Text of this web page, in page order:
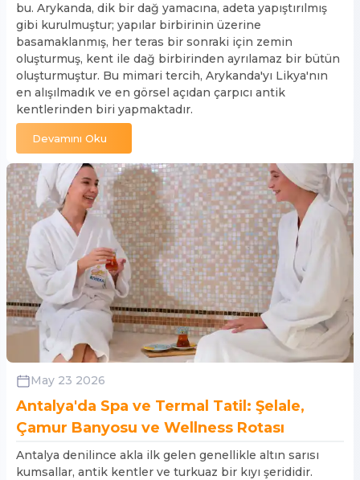
bu. Arykanda, dik bir dağ yamacına, adeta yapıştırılmış
gibi kurulmuştur; yapılar birbirinin üzerine
basamaklanmış, her teras bir sonraki için zemin
oluşturmuş, kent ile dağ birbirinden ayrılamaz bir bütün
oluşturmuştur. Bu mimari tercih, Arykanda'yı Likya'nın
en alışılmadık ve en görsel açıdan çarpıcı antik
kentlerinden biri yapmaktadır.
Devamını Oku
May 23 2026
Antalya'da Spa ve Termal Tatil: Şelale,
Çamur Banyosu ve Wellness Rotası
Antalya denilince akla ilk gelen genellikle altın sarısı
kumsallar, antik kentler ve turkuaz bir kıyı şerididir.